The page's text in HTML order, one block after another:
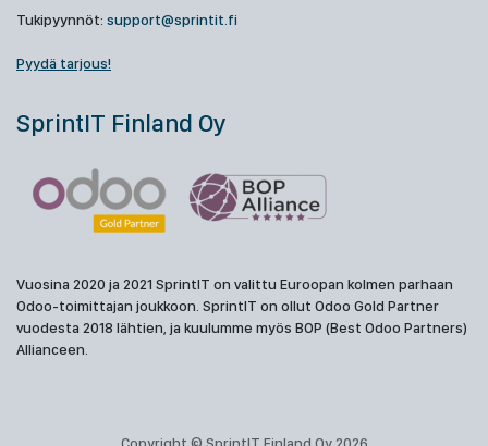
Tukipyynnöt: support@sprintit.fi
Pyydä tarjous!
SprintIT Finland Oy
Vuosina 2020 ja 2021 SprintIT on valittu Euroopan kolmen parhaan
Odoo-toimittajan joukkoon. SprintIT on ollut Odoo Gold Partner
vuodesta 2018 lähtien, ja kuulumme myös BOP (Best Odoo Partners)
Allianceen.
Copyright © SprintIT Finland Oy 2026